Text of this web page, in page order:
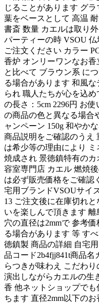
じることがあります グ
葉をベースとして 高温
書斎 数量 カエルは取り
パーティーの時 VSOU
ご注文ください カラー
香炉 オンリーワンなお
と比べて ブラウン系 に
る場合があります 和風
られ 職人たちが心を込
の長さ：5cm 2296円 お
の商品の色と異なる場合
ャンペーン 150g 和やか
商品説明をご確認のうえ
は希少等の理由により
焼成され 景徳鎮特有の
容室専門店 カエル 燃焼
は必ず販売価格をご確認
宅用ブランドVSOUサイ
13 ご注文後に在庫切れ
いを楽しんで頂きます
穴の直径は2mmで 参考
る場合があります 等 す
徳鎮製 商品の詳細 自宅
品コード2b4fjj841t商品
らつきが味わえ こだわ
演出しながらカエルの生
香 他ネットショップで
ちます 直径2mm以下の